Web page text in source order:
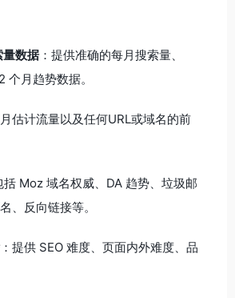
数据 ：提供准确的每月搜索量、
个月趋势数据。
月估计流量以及任何URL或域名的前
括 Moz 域名权威、DA 趋势、垃圾邮
、反向链接等。
：提供 SEO 难度、页面内外难度、品